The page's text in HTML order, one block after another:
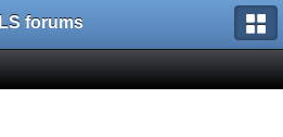
LS forums